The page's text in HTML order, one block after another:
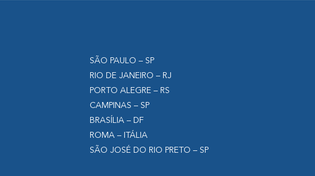
SÃO PAULO – SP
RIO DE JANEIRO – RJ
PORTO ALEGRE – RS
CAMPINAS – SP
BRASÍLIA – DF
ROMA – ITÁLIA
SÃO JOSÉ DO RIO PRETO – SP